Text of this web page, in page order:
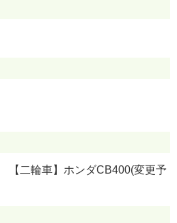
【二輪車】ホンダCB400(変更予